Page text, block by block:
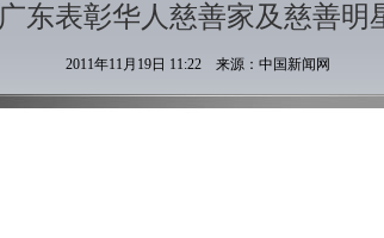
广东表彰华人慈善家及慈善明
2011年11月19日 11:22 来源：中国新闻网